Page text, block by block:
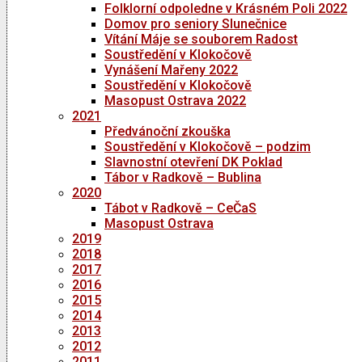
Folklorní odpoledne v Krásném Poli 2022
Domov pro seniory Slunečnice
Vítání Máje se souborem Radost
Soustředění v Klokočově
Vynášení Mařeny 2022
Soustředění v Klokočově
Masopust Ostrava 2022
2021
Předvánoční zkouška
Soustředění v Klokočově – podzim
Slavnostní otevření DK Poklad
Tábor v Radkově – Bublina
2020
Tábot v Radkově – CeČaS
Masopust Ostrava
2019
2018
2017
2016
2015
2014
2013
2012